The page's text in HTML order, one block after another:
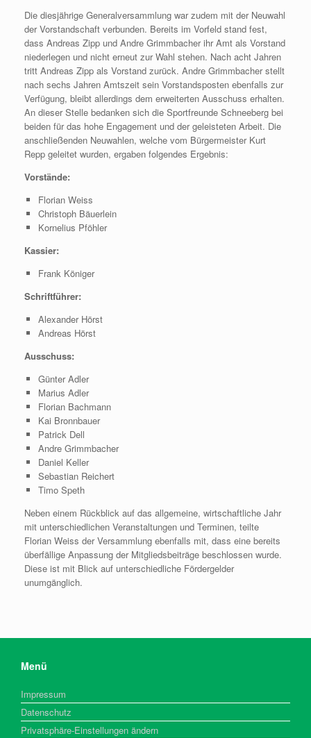
Die diesjährige Generalversammlung war zudem mit der Neuwahl
der Vorstandschaft verbunden. Bereits im Vorfeld stand fest,
dass Andreas Zipp und Andre Grimmbacher ihr Amt als Vorstand
niederlegen und nicht erneut zur Wahl stehen. Nach acht Jahren
tritt Andreas Zipp als Vorstand zurück. Andre Grimmbacher stellt
nach sechs Jahren Amtszeit sein Vorstandsposten ebenfalls zur
Verfügung, bleibt allerdings dem erweiterten Ausschuss erhalten.
An dieser Stelle bedanken sich die Sportfreunde Schneeberg bei
beiden für das hohe Engagement und der geleisteten Arbeit. Die
anschließenden Neuwahlen, welche vom Bürgermeister Kurt
Repp geleitet wurden, ergaben folgendes Ergebnis:
Vorstände:
Florian Weiss
Christoph Bäuerlein
Kornelius Pföhler
Kassier:
Frank Königer
Schriftführer:
Alexander Hörst
Andreas Hörst
Ausschuss:
Günter Adler
Marius Adler
Florian Bachmann
Kai Bronnbauer
Patrick Dell
Andre Grimmbacher
Daniel Keller
Sebastian Reichert
Timo Speth
Neben einem Rückblick auf das allgemeine, wirtschaftliche Jahr
mit unterschiedlichen Veranstaltungen und Terminen, teilte
Florian Weiss der Versammlung ebenfalls mit, dass eine bereits
überfällige Anpassung der Mitgliedsbeiträge beschlossen wurde.
Diese ist mit Blick auf unterschiedliche Fördergelder
unumgänglich.
Menü
Impressum
Datenschutz
Privatsphäre-Einstellungen ändern